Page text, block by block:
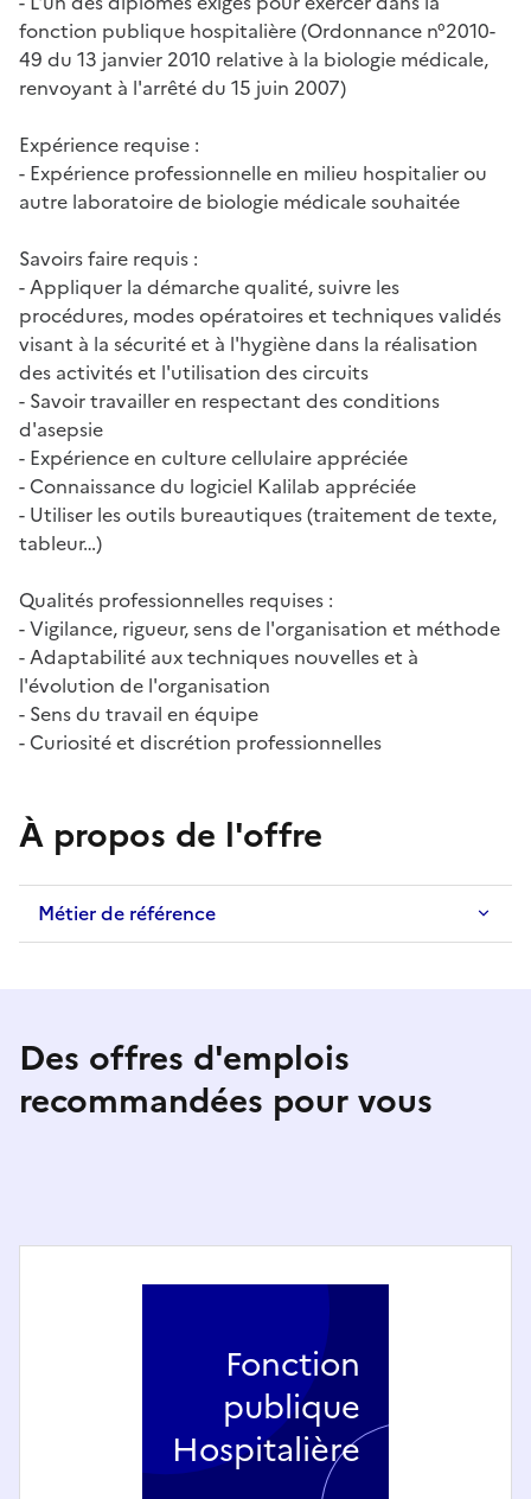
fonction publique hospitalière (Ordonnance n°2010-
49 du 13 janvier 2010 relative à la biologie médicale,
renvoyant à l'arrêté du 15 juin 2007)
Expérience requise :
- Expérience professionnelle en milieu hospitalier ou
autre laboratoire de biologie médicale souhaitée
Savoirs faire requis :
- Appliquer la démarche qualité, suivre les
procédures, modes opératoires et techniques validés
visant à la sécurité et à l'hygiène dans la réalisation
des activités et l'utilisation des circuits
- Savoir travailler en respectant des conditions
d'asepsie
- Expérience en culture cellulaire appréciée
- Connaissance du logiciel Kalilab appréciée
- Utiliser les outils bureautiques (traitement de texte,
tableur…)
Qualités professionnelles requises :
- Vigilance, rigueur, sens de l'organisation et méthode
- Adaptabilité aux techniques nouvelles et à
l'évolution de l'organisation
- Sens du travail en équipe
- Curiosité et discrétion professionnelles
À propos de l'offre
Métier de référence
Des offres d'emplois
recommandées pour vous
Fonction
publique
Hospitalière